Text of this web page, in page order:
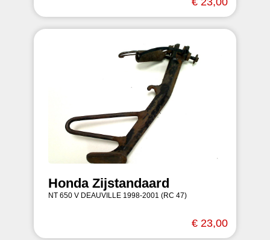
Honda Zijstandaard
NT 650 V DEAUVILLE 1998-2001 (RC 47)
€ 23,00